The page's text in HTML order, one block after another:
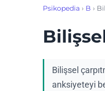
Psikopedia › B ›
Bilişsel
anksiyeteyi